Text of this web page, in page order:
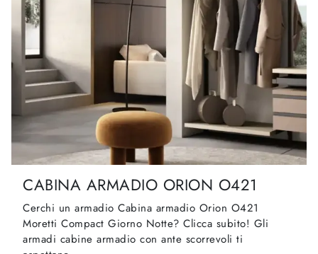
CABINA ARMADIO ORION O421
Cerchi un armadio Cabina armadio Orion O421
Moretti Compact Giorno Notte? Clicca subito! Gli
armadi cabine armadio con ante scorrevoli ti